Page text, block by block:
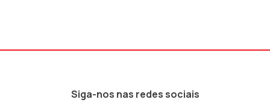
Siga-nos nas redes sociais